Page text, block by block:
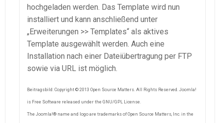
hochgeladen werden. Das Template wird nun
installiert und kann anschließend unter
„Erweiterungen >> Templates“ als aktives
Template ausgewählt werden. Auch eine
Installation nach einer Dateiübertragung per FTP
sowie via URL ist möglich.
Beitragsbild: Copyright © 2013 Open Source Matters. All Rights Reserved. Joomla!
is Free Software released under the GNU/GPL License.
The Joomla!® name and logo are trademarks of Open Source Matters, Inc. in the